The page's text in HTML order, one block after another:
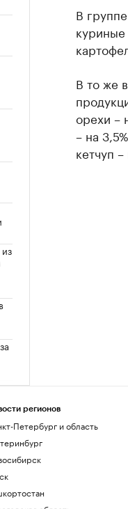
В
В то же
орехи –
– на
кетчуп
регионов
Петербург и область